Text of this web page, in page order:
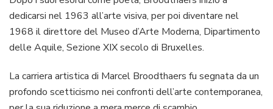
dedicarsi nel 1963 all’arte visiva, per poi diventare nel
1968 il direttore del Museo d’Arte Moderna, Dipartimento
delle Aquile, Sezione XIX secolo di Bruxelles.
La carriera artistica di Marcel Broodthaers fu segnata da un
profondo scetticismo nei confronti dell’arte contemporanea,